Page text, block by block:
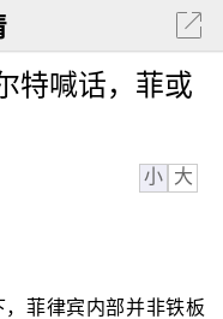
特喊话，菲或
小 大
菲律宾内部并非铁板